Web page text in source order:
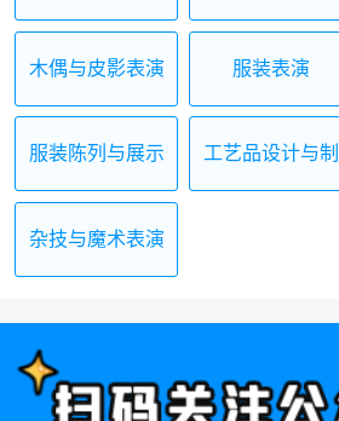
木偶与皮影表演
服装表演
服装陈列与展示
工艺品设计与制
杂技与魔术表演